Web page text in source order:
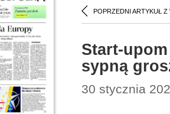
POPRZEDNI ARTYKUŁ Z
Start-
sypną
30 stycznia